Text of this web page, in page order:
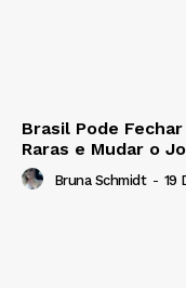
Brasil Pode
Raras e Mudar o
Bruna Schmidt - 19